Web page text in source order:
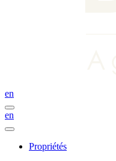
en
en
Propriétés